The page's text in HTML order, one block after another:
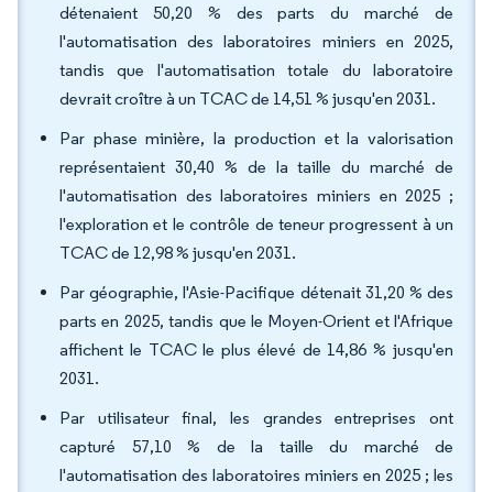
détenaient 50,20 % des parts du marché de
l'automatisation des laboratoires miniers en 2025,
tandis que l'automatisation totale du laboratoire
devrait croître à un TCAC de 14,51 % jusqu'en 2031.
Par phase minière, la production et la valorisation
représentaient 30,40 % de la taille du marché de
l'automatisation des laboratoires miniers en 2025 ;
l'exploration et le contrôle de teneur progressent à un
TCAC de 12,98 % jusqu'en 2031.
Par géographie, l'Asie-Pacifique détenait 31,20 % des
parts en 2025, tandis que le Moyen-Orient et l'Afrique
affichent le TCAC le plus élevé de 14,86 % jusqu'en
2031.
Par utilisateur final, les grandes entreprises ont
capturé 57,10 % de la taille du marché de
l'automatisation des laboratoires miniers en 2025 ; les